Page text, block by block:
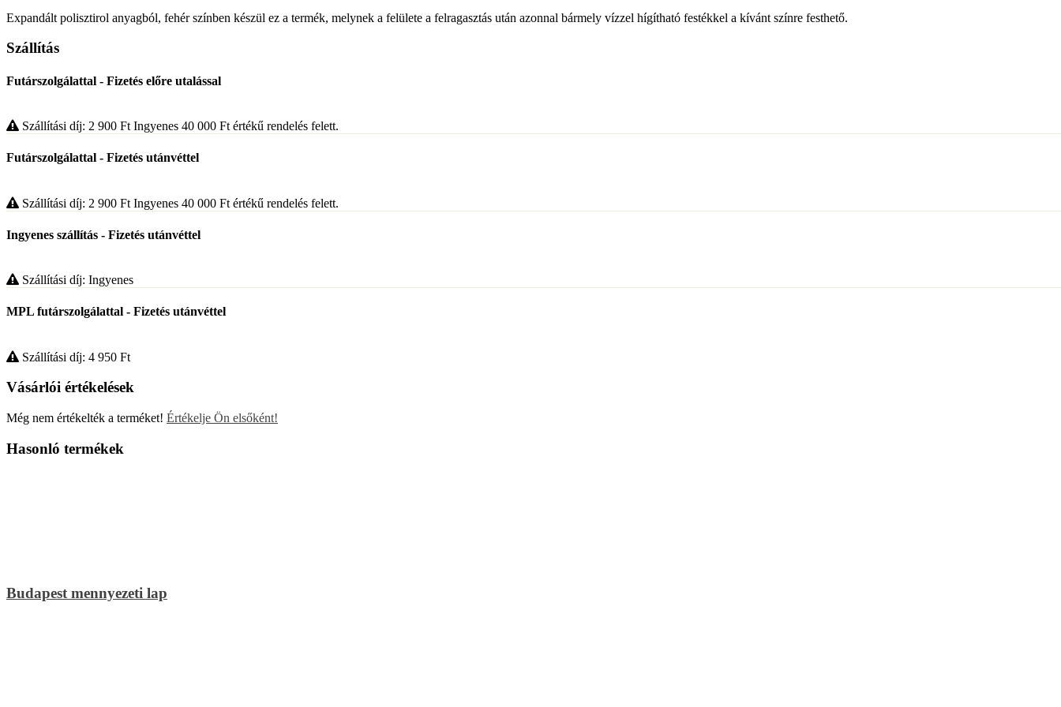
Expandált polisztirol anyagból, fehér színben készül ez a termék, melynek a felülete a felragasztás után azonnal bármely vízzel hígítható festékkel a kívánt színre festhető.
Szállítás
Futárszolgálattal - Fizetés előre utalással
Szállítási díj: 2 900 Ft Ingyenes 40 000 Ft értékű rendelés felett.
Futárszolgálattal - Fizetés utánvéttel
Szállítási díj: 2 900 Ft Ingyenes 40 000 Ft értékű rendelés felett.
Ingyenes szállítás - Fizetés utánvéttel
Szállítási díj: Ingyenes
MPL futárszolgálattal - Fizetés utánvéttel
Szállítási díj: 4 950 Ft
Vásárlói értékelések
Még nem értékelték a terméket! Értékelje Ön elsőként!
Hasonló termékek
Budapest mennyezeti lap